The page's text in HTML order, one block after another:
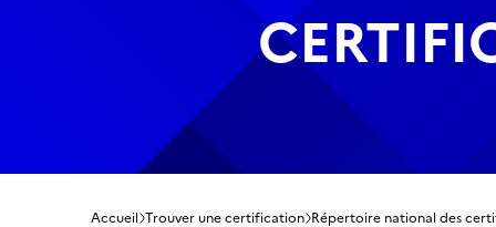
Accueil Trouver une certification Répertoire national des